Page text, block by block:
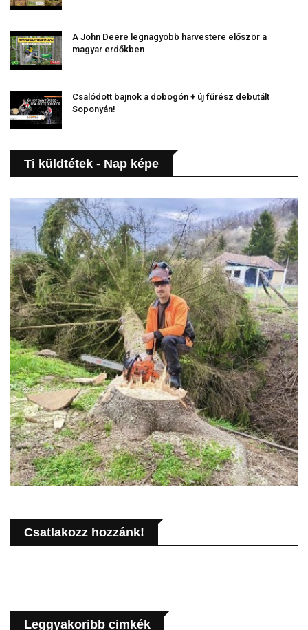
A John Deere legnagyobb harvestere először a
magyar erdőkben
Csalódott bajnok a dobogón + új fűrész debütált
Soponyán!
Ti küldtétek - Nap képe
Csatlakozz hozzánk!
Leggyakoribb cimkék